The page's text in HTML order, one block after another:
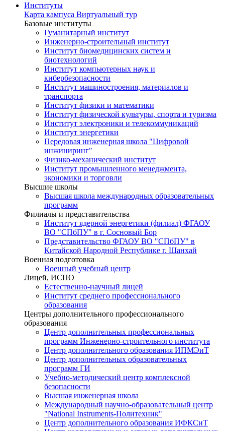
Институты
Карта кампуса Виртуальный тур
Базовые институты
Гуманитарный институт
Инженерно-строительный институт
Институт биомедицинских систем и
биотехнологий
Институт компьютерных наук и
кибербезопасности
Институт машиностроения, материалов и
транспорта
Институт физики и математики
Институт физической культуры, спорта и туризма
Институт электроники и телекоммуникаций
Институт энергетики
Передовая инженерная школа "Цифровой
инжиниринг"
Физико-механический институт
Институт промышленного менеджмента,
экономики и торговли
Высшие школы
Высшая школа международных образовательных
программ
Филиалы и представительства
Институт ядерной энергетики (филиал) ФГАОУ
ВО "СПбПУ" в г. Сосновый Бор
Представительство ФГАОУ ВО "СПбПУ" в
Китайской Народной Республике г. Шанхай
Военная подготовка
Военный учебный центр
Лицей, ИСПО
Естественно-научный лицей
Институт среднего профессионального
образования
Центры дополнительного профессионального
образования
Центр дополнительных профессиональных
программ Инженерно-строительного института
Центр дополнительного образования ИПМЭиТ
Центр дополнительных образовательных
программ ГИ
Учебно-методический центр комплексной
безопасности
Высшая инженерная школа
Международный научно-образовательный центр
"National Instruments-Политехник"
Центр дополнительного образования ИФКСиТ